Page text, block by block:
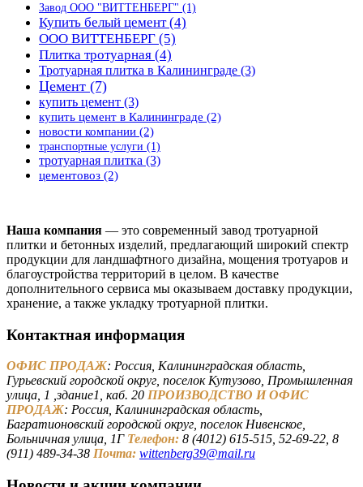
Завод ООО "ВИТТЕНБЕРГ" (1)
Купить белый цемент(4)
ООО ВИТТЕНБЕРГ (5)
Плитка тротуарная (4)
Тротуарная плитка в Калининграде (3)
Цемент (7)
купить цемент (3)
купить цемент в Калининграде (2)
новости компании (2)
транспортные услуги (1)
тротуарная плитка (3)
цементовоз (2)
Наша компания — это современный завод тротуарной
плитки и бетонных изделий, предлагающий широкий спектр
продукции для ландшафтного дизайна, мощения тротуаров и
благоустройства территорий в целом. В качестве
дополнительного сервиса мы оказываем доставку продукции,
хранение, а также укладку тротуарной плитки.
Контактная информация
ОФИС ПРОДАЖ: Россия, Калининградская область,
Гурьевский городской округ, поселок Кутузово, Промышленная
улица, 1 ,здание1, каб. 20 ПРОИЗВОДСТВО И ОФИС
ПРОДАЖ: Россия, Калининградская область,
Багратионовский городской округ, поселок Нивенское,
Больничная улица, 1Г Телефон: 8 (4012) 615-515, 52-69-22, 8
(911) 489-34-38 Почта: wittenberg39@mail.ru